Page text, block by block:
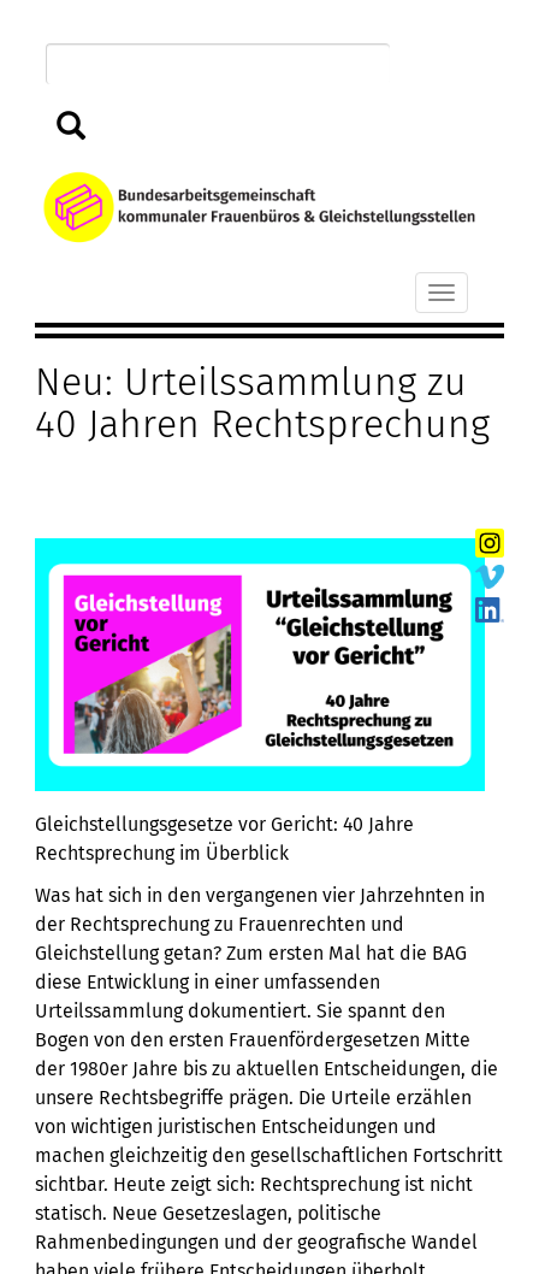
Direkt
Toggle
navigation
Neu: Urteilssammlung zu
40 Jahren Rechtsprechung
Gleichstellungsgesetze vor Gericht: 40 Jahre
Rechtsprechung im Überblick
Was hat sich in den vergangenen vier Jahrzehnten in
der Rechtsprechung zu Frauenrechten und
Gleichstellung getan? Zum ersten Mal hat die BAG
diese Entwicklung in einer umfassenden
Urteilssammlung dokumentiert. Sie spannt den
Bogen von den ersten Frauenfördergesetzen Mitte
der 1980er Jahre bis zu aktuellen Entscheidungen, die
unsere Rechtsbegriffe prägen. Die Urteile erzählen
von wichtigen juristischen Entscheidungen und
machen gleichzeitig den gesellschaftlichen Fortschritt
sichtbar. Heute zeigt sich: Rechtsprechung ist nicht
statisch. Neue Gesetzeslagen, politische
Rahmenbedingungen und der geografische Wandel